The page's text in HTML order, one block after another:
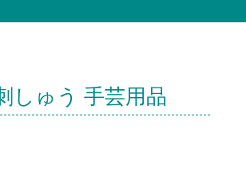
しゅう 手芸用品